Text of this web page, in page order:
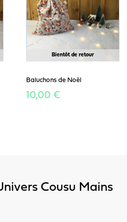
Bientôt de retour
Baluchons de Noël
10,00 €
Cousu Mains